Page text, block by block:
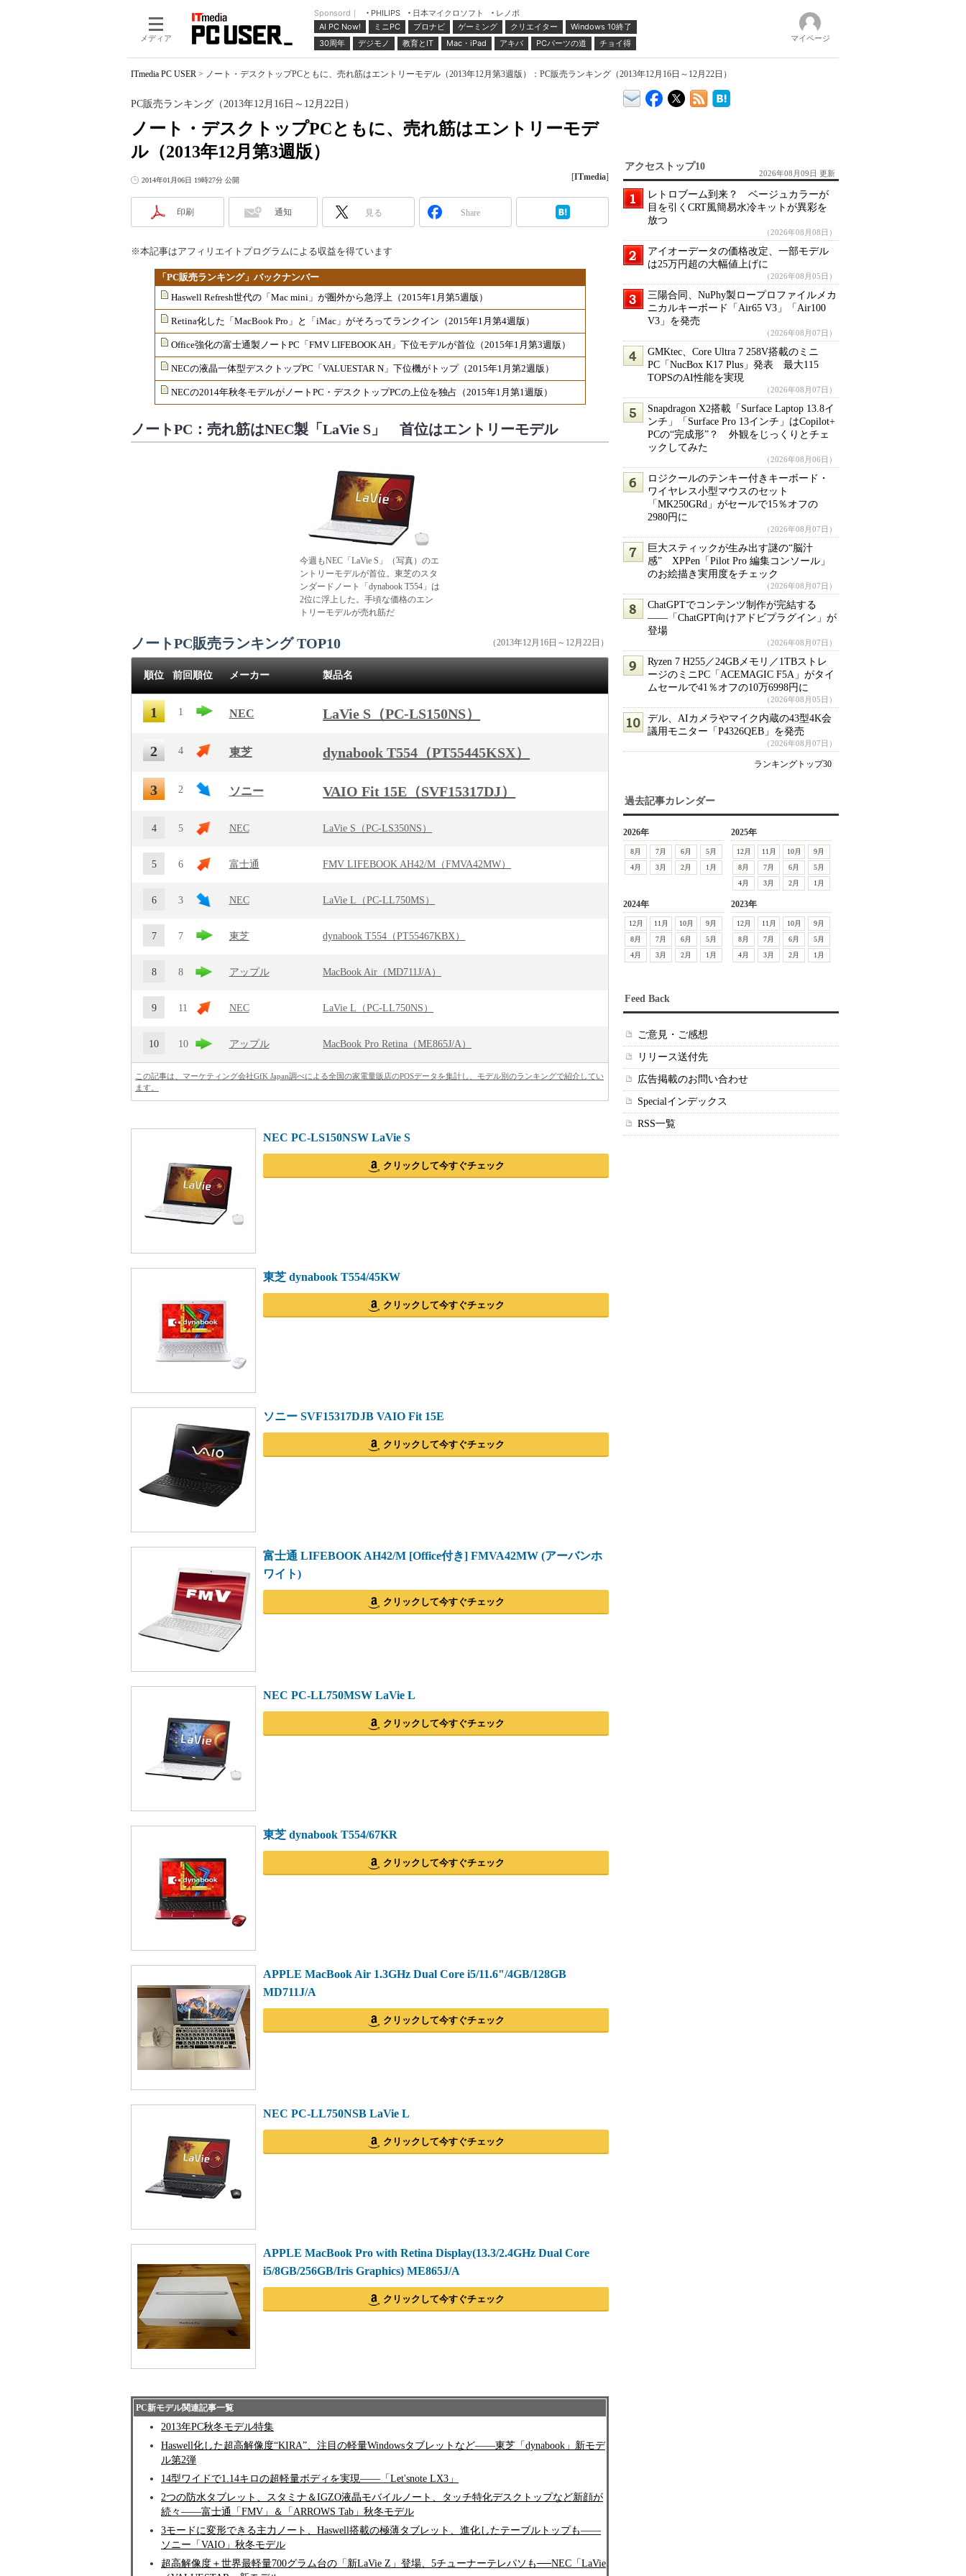
メディア
Sponsord｜ PHILIPS 日本マイクロソフト
レノボ
AI PC Now!
ミニPC プロナビ ゲーミング クリエイター
Windows 10終了
30周年
デジモノ 教育とIT Mac・iPad アキバ PCパーツの道 チョイ得 マイページ
ITmedia PC USER > ノート・デスクトップPCともに、売れ筋はエントリーモデル（2013年12月第3週版）：PC販売ランキング（2013年12月16日～12月22日）
ノート・デスクトップPCともに、売れ筋はエントリーモデ
ル（2013年12月第3週版）
PC販売ランキング（2013年12月16日～12月22日）
2014年01月06日 19時27分 公開 [ITmedia]
印刷 通知 見る Share
※本記事はアフィリエイトプログラムによる収益を得ています
「PC販売ランキング」バックナンバー
Haswell Refresh世代の「Mac mini」が圏外から急浮上（2015年1月第5週版）
Retina化した「MacBook Pro」と「iMac」がそろってランクイン（2015年1月第4週版）
Office強化の富士通製ノートPC「FMV LIFEBOOK AH」下位モデルが首位（2015年1月第3週版）
NECの液晶一体型デスクトップPC「VALUESTAR N」下位機がトップ（2015年1月第2週版）
NECの2014年秋冬モデルがノートPC・デスクトップPCの上位を独占（2015年1月第1週版）
ノートPC：売れ筋はNEC製「LaVie S」 首位はエントリーモデル
今週もNEC「LaVie S」（写真）のエ
ントリーモデルが首位。東芝のスタ
ンダードノート「dynabook T554」は
2位に浮上した。手頃な価格のエン
トリーモデルが売れ筋だ
ノートPC販売ランキング TOP10 （2013年12月16日～12月22日）
順位 前回順位 メーカー 製品名
1 1 NEC LaVie S（PC-LS150NS）
2 4 東芝 dynabook T554（PT55445KSX）
3 2 ソニー VAIO Fit 15E（SVF15317DJ）
4 5 NEC LaVie S（PC-LS350NS）
5 6 富士通 FMV LIFEBOOK AH42/M（FMVA42MW）
6 3 NEC LaVie L（PC-LL750MS）
7 7 東芝 dynabook T554（PT55467KBX）
8 8 アップル MacBook Air（MD711J/A）
9 11 NEC LaVie L（PC-LL750NS）
10 10 アップル MacBook Pro Retina（ME865J/A）
この記事は、マーケティング会社GfK Japan調べによる全国の家電量販店のPOSデータを集計し、モデル別のランキングで紹介してい
ます。
NEC PC-LS150NSW LaVie S
クリックして今すぐチェック
東芝 dynabook T554/45KW
クリックして今すぐチェック
ソニー SVF15317DJB VAIO Fit 15E
クリックして今すぐチェック
富士通 LIFEBOOK AH42/M [Office付き] FMVA42MW (アーバンホ
ワイト)
クリックして今すぐチェック
NEC PC-LL750MSW LaVie L
クリックして今すぐチェック
東芝 dynabook T554/67KR
クリックして今すぐチェック
APPLE MacBook Air 1.3GHz Dual Core i5/11.6"/4GB/128GB
MD711J/A
クリックして今すぐチェック
NEC PC-LL750NSB LaVie L
クリックして今すぐチェック
APPLE MacBook Pro with Retina Display(13.3/2.4GHz Dual Core
i5/8GB/256GB/Iris Graphics) ME865J/A
クリックして今すぐチェック
PC新モデル関連記事一覧
2013年PC秋冬モデル特集
Haswell化した超高解像度“KIRA”、注目の軽量Windowsタブレットなど――東芝「dynabook」新モデ
ル第2弾
14型ワイドで1.14キロの超軽量ボディを実現――「Let'snote LX3」
2つの防水タブレット、スタミナ＆IGZO液晶モバイルノート、タッチ特化デスクトップなど新顔が
続々――富士通「FMV」＆「ARROWS Tab」秋冬モデル
3モードに変形できる主力ノート、Haswell搭載の極薄タブレット、進化したテーブルトップも――
ソニー「VAIO」秋冬モデル
超高解像度＋世界最軽量700グラム台の「新LaVie Z」登場、5チューナーテレパソも──NEC「LaVie
アクセストップ10
2026年08月09日 更新
レトロブーム到来？ ベージュカラーが
目を引くCRT風簡易水冷キットが異彩を
放つ
（2026年08月08日）
アイオーデータの価格改定、一部モデル
は25万円超の大幅値上げに
（2026年08月05日）
三陽合同、NuPhy製ロープロファイルメカ
ニカルキーボード「Air65 V3」「Air100
V3」を発売
（2026年08月07日）
GMKtec、Core Ultra 7 258V搭載のミニ
PC「NucBox K17 Plus」発表 最大115
TOPSのAI性能を実現
（2026年08月07日）
Snapdragon X2搭載「Surface Laptop 13.8イ
ンチ」「Surface Pro 13インチ」はCopilot+
PCの“完成形”？ 外観をじっくりとチェ
ックしてみた
（2026年08月06日）
ロジクールのテンキー付きキーボード・
ワイヤレス小型マウスのセット
「MK250GRd」がセールで15％オフの
2980円に
（2026年08月07日）
巨大スティックが生み出す謎の“脳汁
感” XPPen「Pilot Pro 編集コンソール」
のお絵描き実用度をチェック
（2026年08月07日）
ChatGPTでコンテンツ制作が完結する
――「ChatGPT向けアドビプラグイン」が
登場
（2026年08月07日）
Ryzen 7 H255／24GBメモリ／1TBストレ
ージのミニPC「ACEMAGIC F5A」がタイ
ムセールで41％オフの10万6998円に
（2026年08月05日）
デル、AIカメラやマイク内蔵の43型4K会
議用モニター「P4326QEB」を発売
（2026年08月07日）
ランキングトップ30
過去記事カレンダー
2026年
8月 7月 6月
5月
4月
3月 2月 1月
2025年
12月 11月 10月
9月
8月
7月 6月
5月
4月
3月 2月 1月
2024年
12月 11月 10月
9月
8月
7月 6月
5月
4月
3月 2月 1月
2023年
12月 11月 10月
9月
8月
7月 6月
5月
4月
3月 2月 1月
Feed Back
ご意見・ご感想
リリース送付先
広告掲載のお問い合わせ
Specialインデックス
RSS一覧